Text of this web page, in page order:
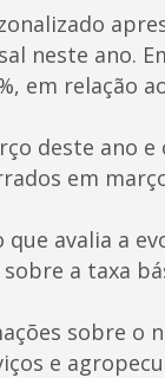
neste ano.
em relação
deste ano
em
que avalia a
a taxa
sobre o
e